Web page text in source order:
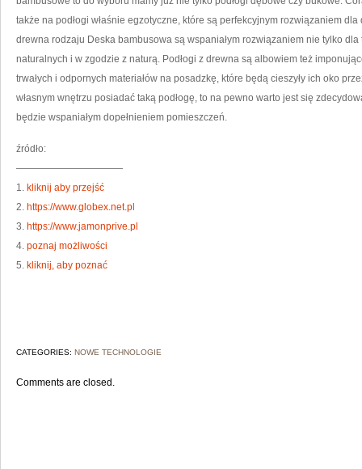
także na podłogi właśnie egzotyczne, które są perfekcyjnym rozwiązaniem
drewna rodzaju Deska bambusowa są wspaniałym rozwiązaniem nie tylko
naturalnych i w zgodzie z naturą. Podłogi z drewna są albowiem też
trwałych i odpornych materiałów na posadzkę, które będą cieszyły ich oko
własnym wnętrzu posiadać taką podłogę, to na pewno warto jest się
będzie wspaniałym dopełnieniem pomieszczeń.
źródło:
———————————
1. kliknij aby przejść
2. https://www.globex.net.pl
3. https://www.jamonprive.pl
4. poznaj możliwości
5. kliknij, aby poznać
CATEGORIES: NOWE TECHNOLOGIE
Comments are closed.